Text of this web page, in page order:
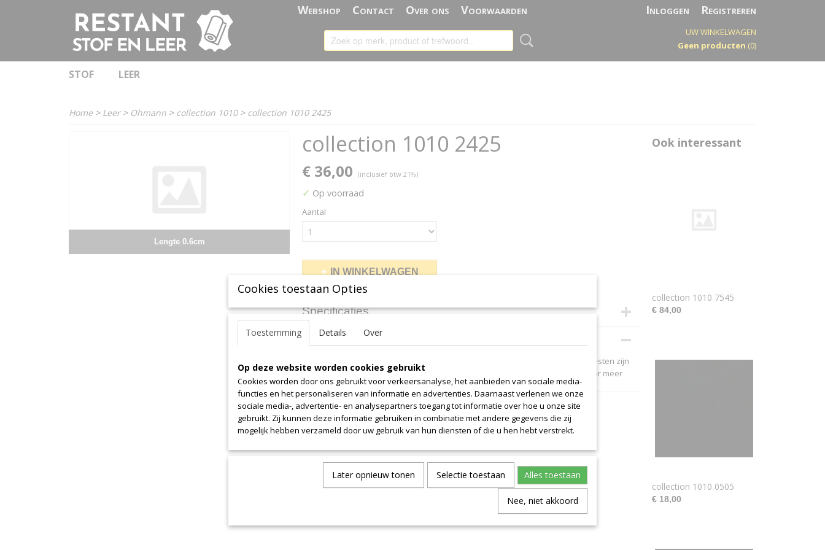
Webshop Contact Over ons Voorwaarden Inloggen Registreren
UW WINKELWAGEN
Geen producten (0)
STOF LEER
Home> Leer> Ohmann > collection 1010> collection 1010 2425
Lengte 0.6cm
collection 1010 2425
€ 36,00 (inclusief btw 21%)
✓ Op voorraad
Aantal
IN WINKELWAGEN
Specificaties
Productcode leverancier
Omschrijving
Oppervlak 0.6 m2. Let op! Prijs is alleen voor dit uniek stuk. Overgebleven leerresten zijn
per definitie allemaal van onregelmatige vormen. Neem contact met ons op voor meer
informatie.
Ook interessant
collection 1010 7545
€ 84,00
collection 1010 0505
€ 18,00
Cookies toestaan Opties
Toestemming Details Over
Op deze website worden cookies gebruikt
Cookies worden door ons gebruikt voor verkeersanalyse, het aanbieden van sociale media-
functies en het personaliseren van informatie en advertenties. Daarnaast verlenen we onze
sociale media-, advertentie- en analysepartners toegang tot informatie over hoe u onze site
gebruikt. Zij kunnen deze informatie gebruiken in combinatie met andere gegevens die zij
mogelijk hebben verzameld door uw gebruik van hun diensten of die u hen hebt verstrekt.
Later opnieuw tonen Selectie toestaan Alles toestaan
Nee, niet akkoord